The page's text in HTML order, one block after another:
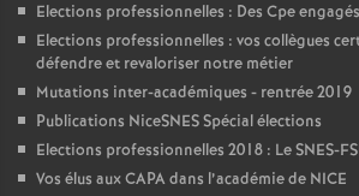
Elections professionnelles : Des Cpe
Elections professionnelles : vos collègues
défendre et revaloriser notre métier
Mutations inter-académiques - rentrée 2019
Publications NiceSNES Spécial élections
Elections professionnelles 2018 : Le SNES-
Vos élus aux CAPA dans l’académie de NICE